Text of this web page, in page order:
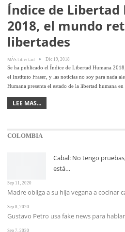
Índice de Libertad
2018, el mundo
libertades
MÁS Libertad Dic 19, 2018
Se ha publicado el Índice de Libertad Humana
el Instituto Fraser, y las noticias no soy para nada
Humana presenta el estado de la libertad humana
LEE MAS...
COLOMBIA
Cabal: No tengo
está…
Sep 11, 2020
Madre obliga a su hija vegana a cocinar
Sep 8, 2020
Gustavo Petro usa fake news para
Sep 7, 2020